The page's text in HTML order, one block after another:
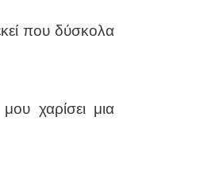
που δύσκολα
χαρίσει μια